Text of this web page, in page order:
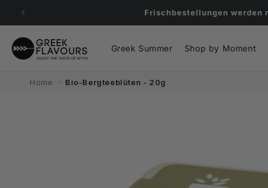
zum
Inhalt
Greek Summer Shop by Moment
Home Bio-Bergteeblüten - 20g